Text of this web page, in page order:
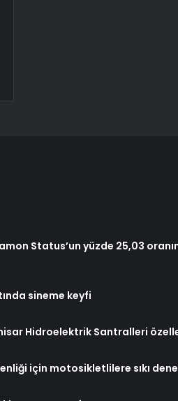
Status’un yüzde 25,03
sineme keyfi
Hidroelektrik Santralleri
için motosikletlilere sıkı